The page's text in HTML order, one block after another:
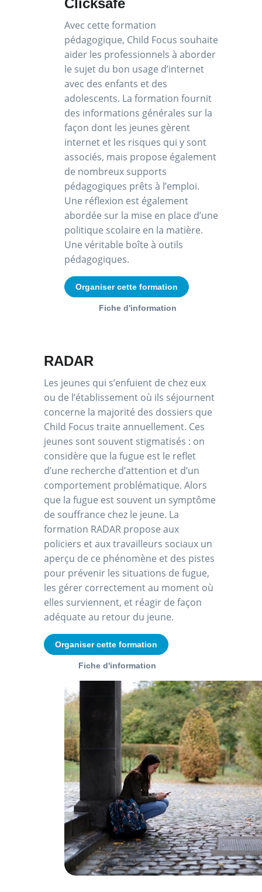
Clicksafe
Avec cette formation
pédagogique, Child Focus souhaite
aider les professionnels à aborder
le sujet du bon usage d’internet
avec des enfants et des
adolescents. La formation fournit
des informations générales sur la
façon dont les jeunes gèrent
internet et les risques qui y sont
associés, mais propose également
de nombreux supports
pédagogiques prêts à l’emploi.
Une réflexion est également
abordée sur la mise en place d’une
politique scolaire en la matière.
Une véritable boîte à outils
pédagogiques.
Organiser cette formation
Fiche d'information
RADAR
Les jeunes qui s’enfuient de chez eux
ou de l’établissement où ils séjournent
concerne la majorité des dossiers que
Child Focus traite annuellement. Ces
jeunes sont souvent stigmatisés : on
considère que la fugue est le reflet
d’une recherche d’attention et d’un
comportement problématique. Alors
que la fugue est souvent un symptôme
de souffrance chez le jeune. La
formation RADAR propose aux
policiers et aux travailleurs sociaux un
aperçu de ce phénomène et des pistes
pour prévenir les situations de fugue,
les gérer correctement au moment où
elles surviennent, et réagir de façon
adéquate au retour du jeune.
Organiser cette formation
Fiche d'information